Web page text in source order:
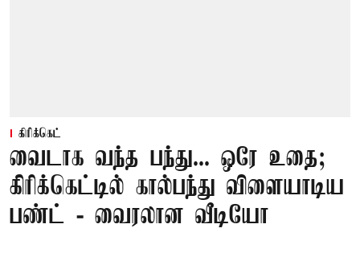
கிரிக்கெட்
வைடாக வந்த பந்து... ஒரே உதை;
கிரிக்கெட்டில் கால்பந்து விளையாடிய
பண்ட் - வைரலான வீடியோ